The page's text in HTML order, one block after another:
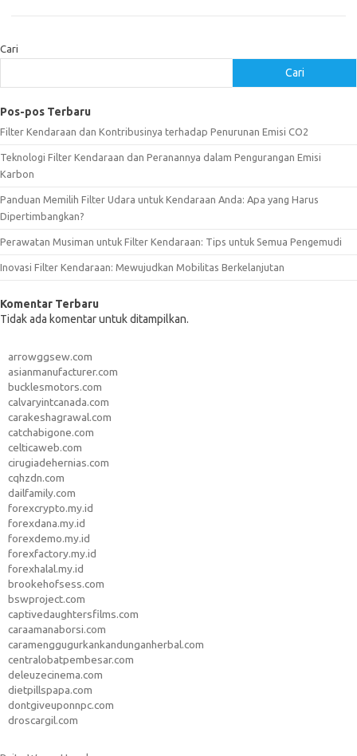
Cari
Cari
Pos-pos Terbaru
Filter Kendaraan dan Kontribusinya terhadap Penurunan Emisi CO2
Teknologi Filter Kendaraan dan Peranannya dalam Pengurangan Emisi
Karbon
Panduan Memilih Filter Udara untuk Kendaraan Anda: Apa yang Harus
Dipertimbangkan?
Perawatan Musiman untuk Filter Kendaraan: Tips untuk Semua Pengemudi
Inovasi Filter Kendaraan: Mewujudkan Mobilitas Berkelanjutan
Komentar Terbaru
Tidak ada komentar untuk ditampilkan.
arrowggsew.com
asianmanufacturer.com
bucklesmotors.com
calvaryintcanada.com
carakeshagrawal.com
catchabigone.com
celticaweb.com
cirugiadehernias.com
cqhzdn.com
dailfamily.com
forexcrypto.my.id
forexdana.my.id
forexdemo.my.id
forexfactory.my.id
forexhalal.my.id
brookehofsess.com
bswproject.com
captivedaughtersfilms.com
caraamanaborsi.com
caramenggugurkankandunganherbal.com
centralobatpembesar.com
deleuzecinema.com
dietpillspapa.com
dontgiveuponnpc.com
droscargil.com